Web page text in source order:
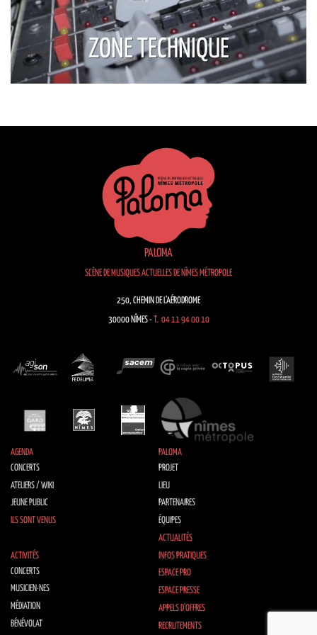
ZONE TECHNIQUE
PALOMA
SCÈNE DE MUSIQUES ACTUELLES DE NÎMES MÉTROPOLE
250, CHEMIN DE L’AÉRODROME
30000 NÎMES -T. 04 11 94 00 10
AGENDA
CONCERTS
ATELIERS / WIKI
JEUNE PUBLIC
ILS SONT VENUS
PALOMA
PROJET
LIEU
PARTENAIRES
ÉQUIPES
ACTUALITÉS
ACTIVITÉS
CONCERTS
MUSICIEN·NES
MÉDIATION
BÉNÉVOLAT
INFOS PRATIQUES
ESPACE PRO
ESPACE PRESSE
APPELS D’OFFRES
RECRUTEMENTS